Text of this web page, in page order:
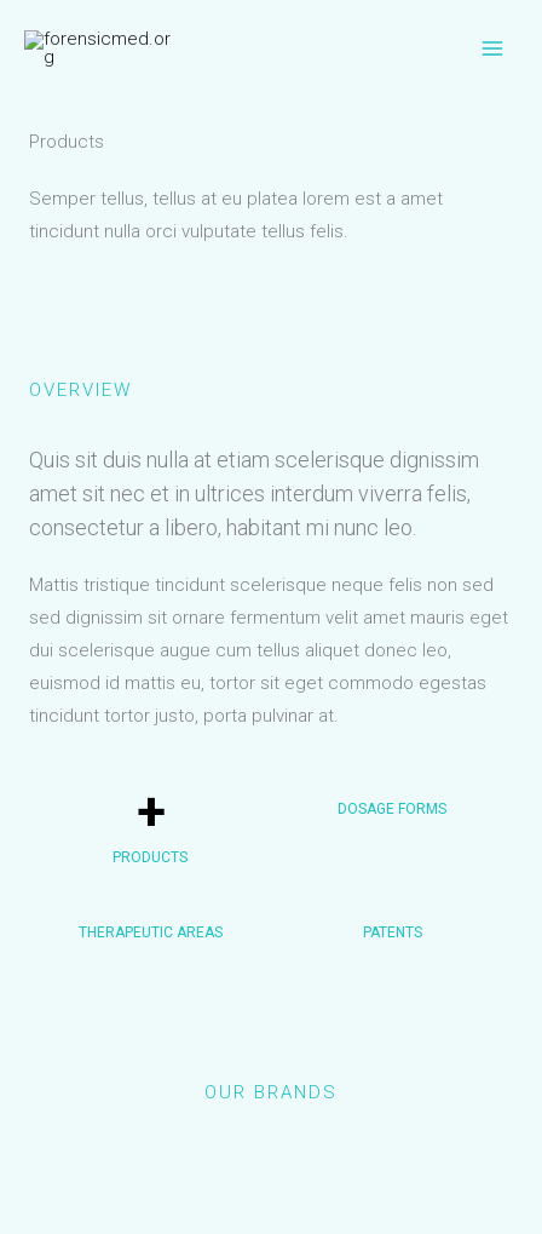
Products
Semper tellus, tellus at eu platea lorem est a amet
tincidunt nulla orci vulputate tellus felis.
OVERVIEW
Quis sit duis nulla at etiam scelerisque dignissim
amet sit nec et in ultrices interdum viverra felis,
consectetur a libero, habitant mi nunc leo.
Mattis tristique tincidunt scelerisque neque felis non sed
sed dignissim sit ornare fermentum velit amet mauris eget
dui scelerisque augue cum tellus aliquet donec leo,
euismod id mattis eu, tortor sit eget commodo egestas
tincidunt tortor justo, porta pulvinar at.
+
PRODUCTS
DOSAGE FORMS
THERAPEUTIC AREAS PATENTS
OUR BRANDS